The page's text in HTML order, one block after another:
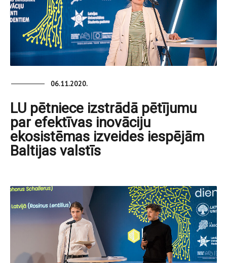
06.11.2020.
LU pētniece izstrādā pētījumu
par efektīvas inovāciju
ekosistēmas izveides iespējām
Baltijas valstīs